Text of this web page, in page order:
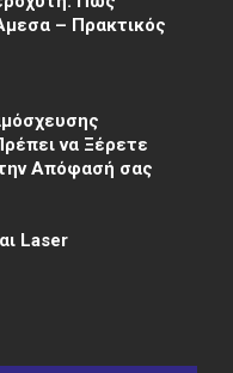
– Πρακτικός
να Ξέρετε
Απόφασή σας
Laser